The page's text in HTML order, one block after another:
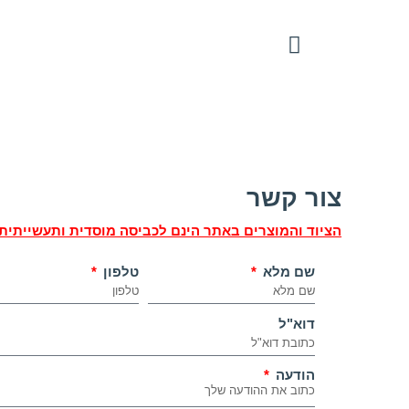
צור קשר
הציוד והמוצרים באתר הינם לכביסה מוסדית
שם מלא טלפון
דוא"ל
הודעה